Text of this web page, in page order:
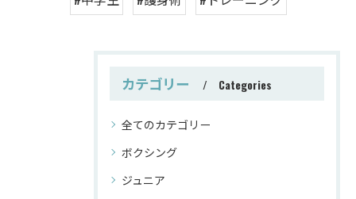
カテゴリー Categories
全てのカテゴリー
ボクシング
ジュニア